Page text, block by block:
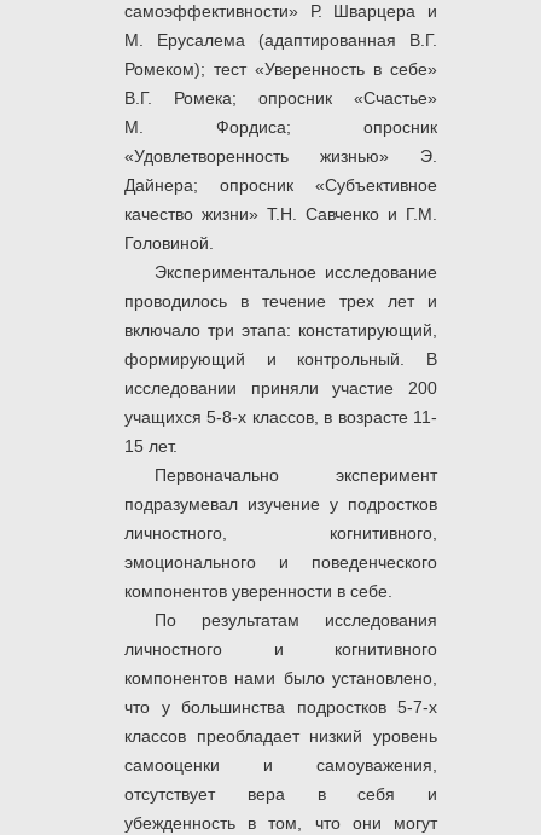
самоэффективности» Р. Шварцера и
М. Ерусалема (адаптированная В.Г.
Ромеком); тест «Уверенность в себе»
В.Г. Ромека; опросник «Счастье»
М. Фордиса; опросник
«Удовлетворенность жизнью» Э.
Дайнера; опросник «Субъективное
качество жизни» Т.Н. Савченко и Г.М.
Головиной.
Экспериментальное исследование
проводилось в течение трех лет и
включало три этапа: констатирующий,
формирующий и контрольный. В
исследовании приняли участие 200
учащихся 5-8-х классов, в возрасте 11-
15 лет.
Первоначально эксперимент
подразумевал изучение у подростков
личностного, когнитивного,
эмоционального и поведенческого
компонентов уверенности в себе.
По результатам исследования
личностного и когнитивного
компонентов нами было установлено,
что у большинства подростков 5-7-х
классов преобладает низкий уровень
самооценки и самоуважения,
отсутствует вера в себя и
убежденность в том, что они могут